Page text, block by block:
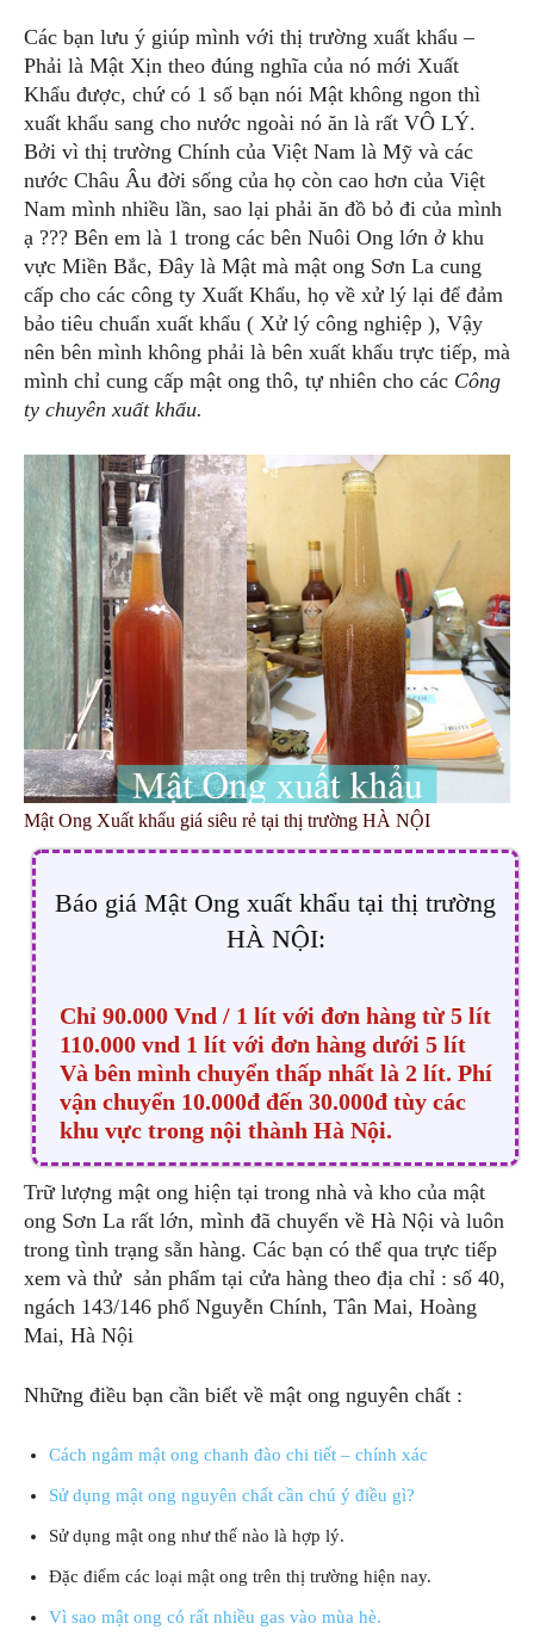
Các bạn lưu ý giúp mình với thị trường xuất khẩu –
Phải là Mật Xịn theo đúng nghĩa của nó mới Xuất
Khẩu được, chứ có 1 số bạn nói Mật không ngon thì
xuất khẩu sang cho nước ngoài nó ăn là rất VÔ LÝ.
Bởi vì thị trường Chính của Việt Nam là Mỹ và các
nước Châu Âu đời sống của họ còn cao hơn của Việt
Nam mình nhiều lần, sao lại phải ăn đồ bỏ đi của mình
ạ ??? Bên em là 1 trong các bên Nuôi Ong lớn ở khu
vực Miền Bắc, Đây là Mật mà mật ong Sơn La cung
cấp cho các công ty Xuất Khẩu, họ về xử lý lại để đảm
bảo tiêu chuẩn xuất khẩu ( Xử lý công nghiệp ), Vậy
nên bên mình không phải là bên xuất khẩu trực tiếp, mà
mình chỉ cung cấp mật ong thô, tự nhiên cho các Công
ty chuyên xuất khẩu.
Mật Ong Xuất khẩu giá siêu rẻ tại thị trường HÀ NỘI
Báo giá Mật Ong xuất khẩu tại thị trường
HÀ NỘI:
Chỉ 90.000 Vnd / 1 lít với đơn hàng từ 5 lít
110.000 vnd 1 lít với đơn hàng dưới 5 lít
Và bên mình chuyển thấp nhất là 2 lít. Phí
vận chuyển 10.000đ đến 30.000đ tùy các
khu vực trong nội thành Hà Nội.
Trữ lượng mật ong hiện tại trong nhà và kho của mật
ong Sơn La rất lớn, mình đã chuyển về Hà Nội và luôn
trong tình trạng sẵn hàng. Các bạn có thể qua trực tiếp
xem và thử sản phẩm tại cửa hàng theo địa chỉ : số 40,
ngách 143/146 phố Nguyễn Chính, Tân Mai, Hoàng
Mai, Hà Nội
Những điều bạn cần biết về mật ong nguyên chất :
Cách ngâm mật ong chanh đào chi tiết – chính xác
Sử dụng mật ong nguyên chất cần chú ý điều gì?
Sử dụng mật ong như thế nào là hợp lý.
Đặc điểm các loại mật ong trên thị trường hiện nay.
Vì sao mật ong có rất nhiều gas vào mùa hè.